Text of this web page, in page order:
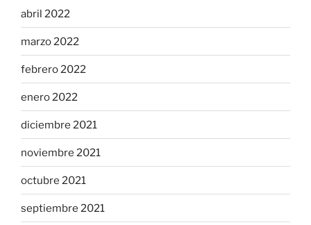
abril 2022
marzo 2022
febrero 2022
enero 2022
diciembre 2021
noviembre 2021
octubre 2021
septiembre 2021